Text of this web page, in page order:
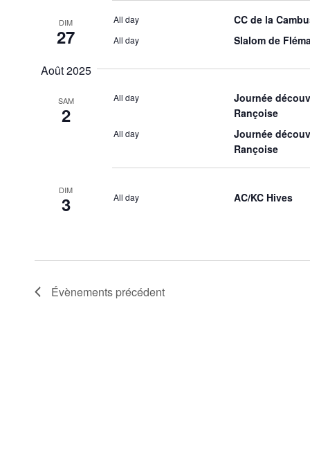
DIM
27
All day CC de la
All day Slalom de
Août 2025
SAM
2
All day
Journée
Rançoise
All day
Journée
Rançoise
DIM
3 All day AC/KC Hives
Évènements précédent